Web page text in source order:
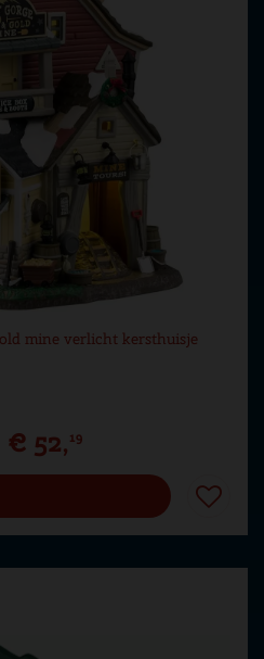
mine verlicht kersthuisje
€ 52,19